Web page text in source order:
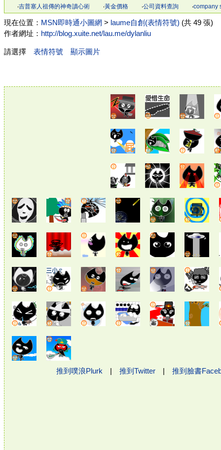
‧吉普塞人祖傳的神奇讀心術 ‧黃金價格 ‧公司資料查詢 ‧company
現在位置： MSN即時通小圖網 > laume自創(表情符號) (共 49 張)
作者網址： http://blog.xuite.net/lau.me/dylanliu
請選擇 表情符號 顯示圖片
推到噗浪Plurk 推到Twitter 推到臉書